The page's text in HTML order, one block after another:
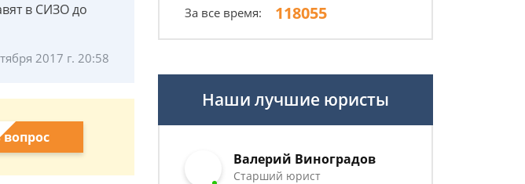
в СИЗО до
2017 г. 20:58
За все время: 118055
Наши лучшие юристы
Валерий Виноградов
Старший юрист